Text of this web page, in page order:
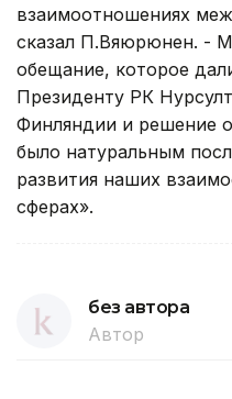
взаимоотношениях
сказал П.Вяюрюнен. -
обещание, которое
Президенту РК
Финляндии и решение
было натуральным
развития наших
сферах».
без автора
Автор